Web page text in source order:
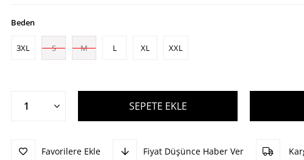
Beden
3XL S M L XL XXL
Favorilere Ekle Fiyat Düşünce Haber Ver